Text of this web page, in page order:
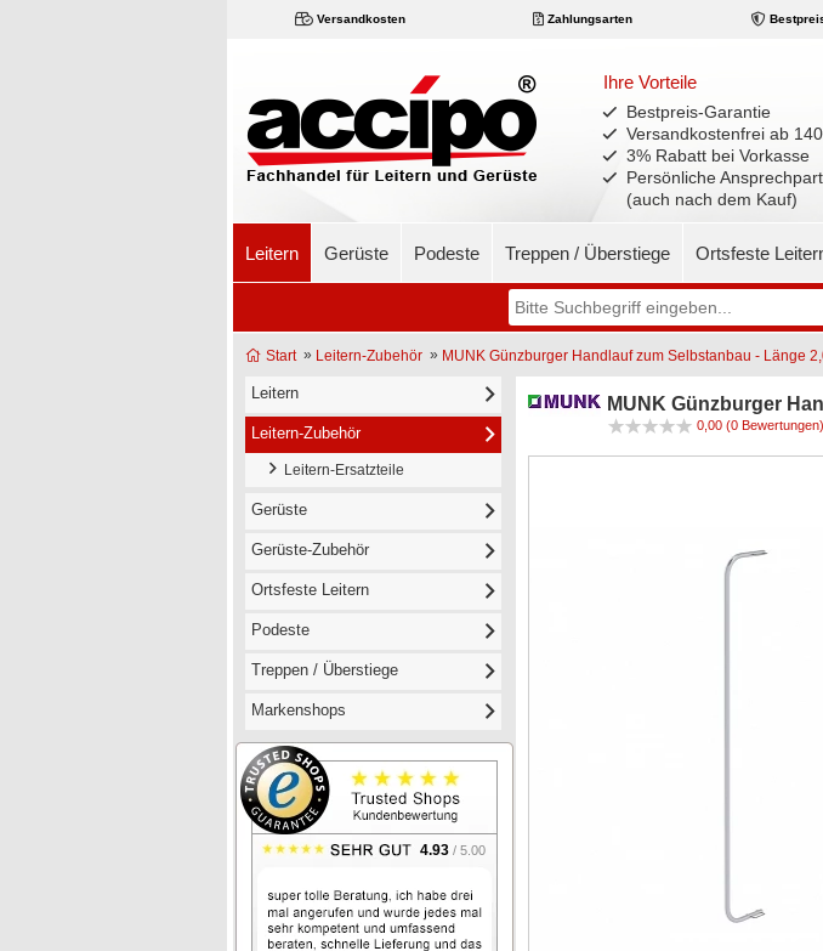
Versandkosten Zahlungsarten
Ihre Vorteile
Bestpreis-Garantie
Versandkostenfrei ab
3% Rabatt bei Vorkasse
Persönliche
(auch nach dem Kauf)
Leitern Gerüste Podeste Treppen / Überstiege Ortsfeste
Start» Leitern-Zubehör » MUNK Günzburger Handlauf zum Selbstanbau - Länge
Leitern
Leitern-Zubehör
Leitern-Ersatzteile
Gerüste
Gerüste-Zubehör
Ortsfeste Leitern
Podeste
Treppen / Überstiege
Markenshops
4.93 / 5.00
MUNK Günzburger
0,00 (0 Bewertungen)